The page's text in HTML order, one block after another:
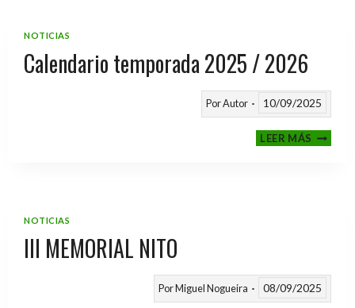
NOTICIAS
Calendario temporada 2025 / 2026
PorAutor 10/09/2025
LEER MÁS
NOTICIAS
III MEMORIAL NITO
PorMiguel Nogueira 08/09/2025